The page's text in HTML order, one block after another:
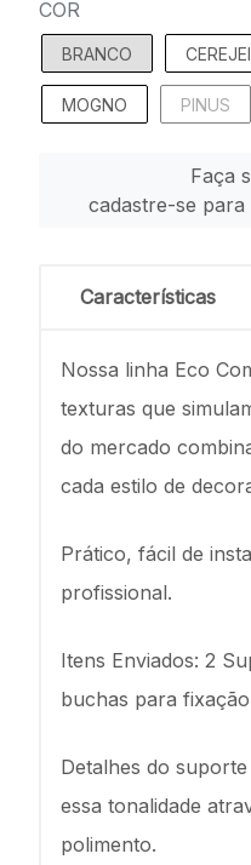
COR
BRANCO
MOGNO PINUS
Faça
cadastre-se
Características
Nossa linha Eco
texturas que
do mercado
cada estilo de
Prático, fácil de
profissional.
Itens Enviados: 2
buchas para
Detalhes do
essa tonalidade
polimento.